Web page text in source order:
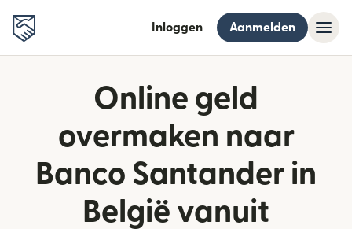
Inloggen Aanmelden
Online geld
overmaken naar
Banco Santander in
België vanuit